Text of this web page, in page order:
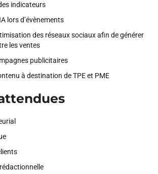
indicateurs
lors d’évènements
des réseaux sociaux afin de générer
les ventes
publicitaires
à destination de TPE et PME